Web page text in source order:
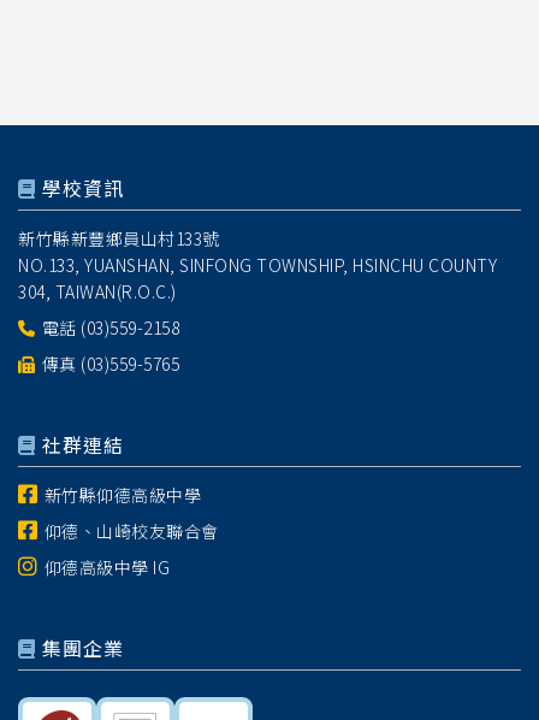
學校資訊
新竹縣新豐鄉員山村133號
NO.133, YUANSHAN, SINFONG TOWNSHIP, HSINCHU COUNTY
304, TAIWAN(R.O.C.)
電話 (03)559-2158
傳真 (03)559-5765
社群連結
新竹縣仰德高級中學
仰德、山崎校友聯合會
仰德高級中學 IG
集團企業